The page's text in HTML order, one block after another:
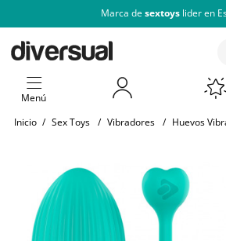
Marca de sextoys lider en
Menú
Inicio / Sex Toys / Vibradores / Huevos